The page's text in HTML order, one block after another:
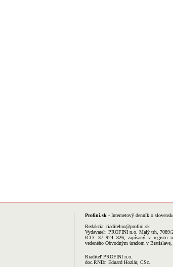
Profini.sk - Internetový denník o
Redakcia: riaditelno@profini.sk
Vydavateľ: PROFINI n.o. Malý trh, 7089/
IČO: 37 924 826, zapísaný v registri
vedeného Obvodným úradom v
Riaditeľ PROFINI n.o.
doc.RNDr. Eduard Hozlár, CSc.